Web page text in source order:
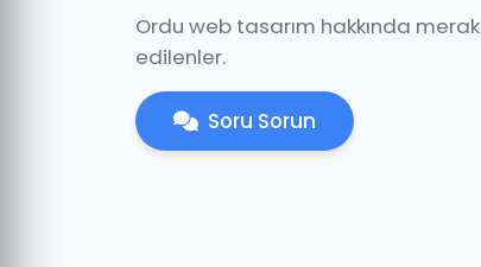
Ordu web tasarım hakkında merak
edilenler.
Soru Sorun